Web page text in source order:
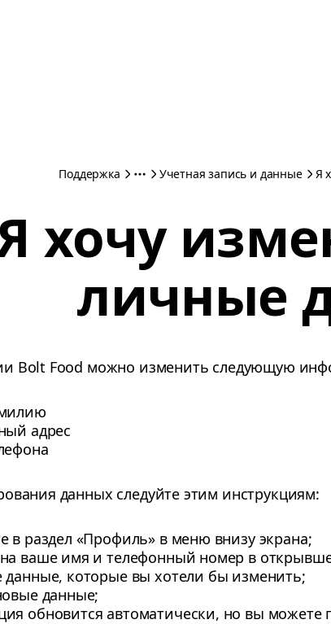
Поддержка Учетная запись и данные Я
хочу
личные
Bolt Food можно изменить следующую
адрес
данных следуйте этим инструкциям:
в раздел «Профиль» в меню внизу экрана;
ваше имя и телефонный номер в
данные, которые вы хотели бы изменить;
данные;
обновится автоматически, но вы можете